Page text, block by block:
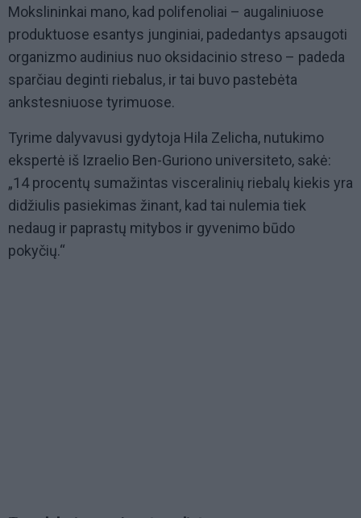
Mokslininkai mano, kad polifenoliai – augaliniuose
produktuose esantys junginiai, padedantys apsaugoti
organizmo audinius nuo oksidacinio streso – padeda
sparčiau deginti riebalus, ir tai buvo pastebėta
ankstesniuose tyrimuose.
Tyrime dalyvavusi gydytoja Hila Zelicha, nutukimo
ekspertė iš Izraelio Ben-Guriono universiteto, sakė:
„14 procentų sumažintas visceralinių riebalų kiekis yra
didžiulis pasiekimas žinant, kad tai nulemia tiek
nedaug ir paprastų mitybos ir gyvenimo būdo
pokyčių.“